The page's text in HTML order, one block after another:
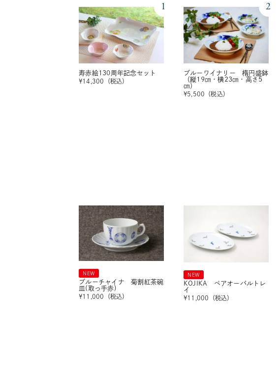
1
寿赤絵130周年記念セット
¥14,300 （税込）
2
ブルーワイナリー 楕円盛鉢
（縦19㎝・横23㎝・高さ5
㎝）
¥5,500 （税込）
NEW
ブルーチャイナ 菊割紅茶碗
皿(取っ手赤)
¥11,000 （税込）
NEW
KOJIKA ペアオーバルトレ
イ
¥11,000 （税込）